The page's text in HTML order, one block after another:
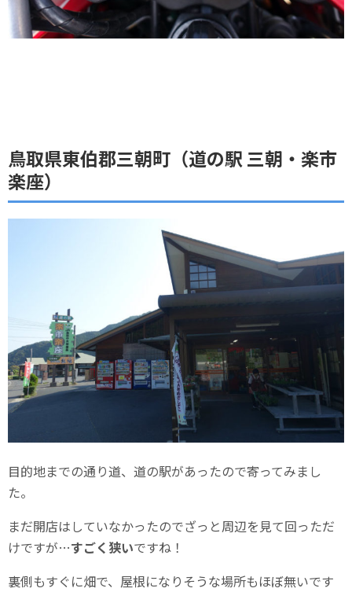
鳥取県東伯郡三朝町（道の駅 三朝・楽市
楽座）
目的地までの通り道、道の駅があったので寄ってみまし
た。
まだ開店はしていなかったのでざっと周辺を見て回っただ
けですが…すごく狭いですね！
裏側もすぐに畑で、屋根になりそうな場所もほぼ無いです